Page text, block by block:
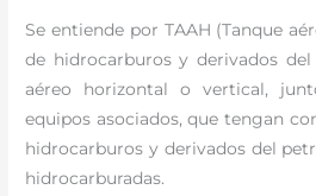
Se entiende por TAAH (Tanque
de hidrocarburos y derivados
aéreo horizontal o vertical,
equipos asociados, que tengan
hidrocarburos y derivados del
hidrocarburadas.